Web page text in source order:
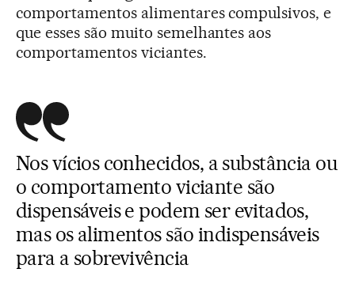
comportamentos alimentares compulsivos, e
que esses são muito semelhantes aos
comportamentos viciantes.
Nos vícios conhecidos, a substância ou
o comportamento viciante são
dispensáveis e podem ser evitados,
mas os alimentos são indispensáveis
para a sobrevivência